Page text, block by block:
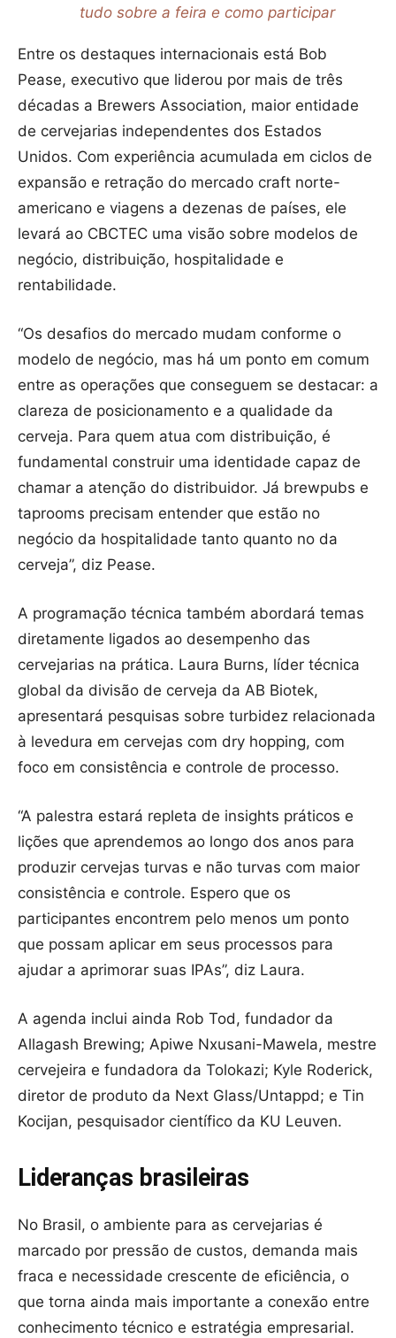
tudo sobre a feira e como participar
Entre os destaques internacionais está Bob
Pease, executivo que liderou por mais de três
décadas a Brewers Association, maior entidade
de cervejarias independentes dos Estados
Unidos. Com experiência acumulada em ciclos de
expansão e retração do mercado craft norte-
americano e viagens a dezenas de países, ele
levará ao CBCTEC uma visão sobre modelos de
negócio, distribuição, hospitalidade e
rentabilidade.
“Os desafios do mercado mudam conforme o
modelo de negócio, mas há um ponto em comum
entre as operações que conseguem se destacar: a
clareza de posicionamento e a qualidade da
cerveja. Para quem atua com distribuição, é
fundamental construir uma identidade capaz de
chamar a atenção do distribuidor. Já brewpubs e
taprooms precisam entender que estão no
negócio da hospitalidade tanto quanto no da
cerveja”, diz Pease.
A programação técnica também abordará temas
diretamente ligados ao desempenho das
cervejarias na prática. Laura Burns, líder técnica
global da divisão de cerveja da AB Biotek,
apresentará pesquisas sobre turbidez relacionada
à levedura em cervejas com dry hopping, com
foco em consistência e controle de processo.
“A palestra estará repleta de insights práticos e
lições que aprendemos ao longo dos anos para
produzir cervejas turvas e não turvas com maior
consistência e controle. Espero que os
participantes encontrem pelo menos um ponto
que possam aplicar em seus processos para
ajudar a aprimorar suas IPAs”, diz Laura.
A agenda inclui ainda Rob Tod, fundador da
Allagash Brewing; Apiwe Nxusani-Mawela, mestre
cervejeira e fundadora da Tolokazi; Kyle Roderick,
diretor de produto da Next Glass/Untappd; e Tin
Kocijan, pesquisador científico da KU Leuven.
Lideranças brasileiras
No Brasil, o ambiente para as cervejarias é
marcado por pressão de custos, demanda mais
fraca e necessidade crescente de eficiência, o
que torna ainda mais importante a conexão entre
conhecimento técnico e estratégia empresarial.